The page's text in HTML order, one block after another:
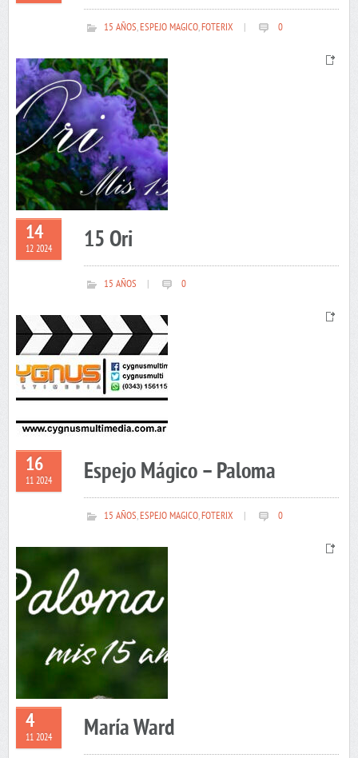
15 AÑOS,ESPEJO MAGICO,FOTERIX 0
14
12 2024 15 Ori
15 AÑOS 0
16
11 2024 Espejo Mágico – Paloma
15 AÑOS,ESPEJO MAGICO,FOTERIX 0
4
11 2024 María Ward